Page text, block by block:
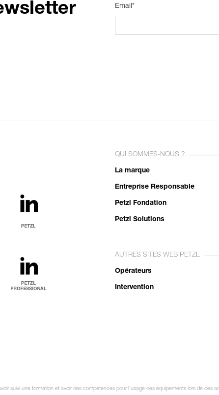
Email*
QUI SOMMES-NOUS ?
La marque
Entreprise Responsable
Petzl Fondation
Petzl Solutions
AUTRES SITES WEB PETZL
Opérateurs
Intervention
suivi une formation et avoir des compétences pour l’usage des équipements lors de ces